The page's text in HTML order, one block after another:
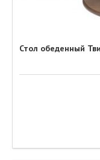
Стол обеденный